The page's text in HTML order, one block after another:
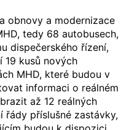
obnovy a modernizace
tedy 68 autobusech,
dispečerského řízení,
19 kusů nových
MHD, které budou v
informaci o reálném
až 12 reálných
řády příslušné zastávky,